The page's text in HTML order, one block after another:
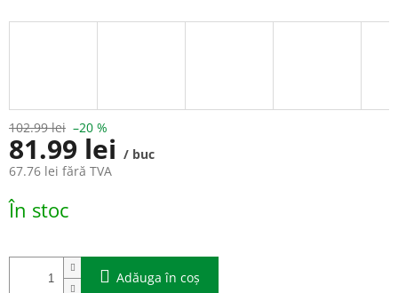
102.99 lei –20 %
81.99 lei / buc
67.76 lei fără TVA
Evaluare
preţ:
În stoc
Adăuga în coş